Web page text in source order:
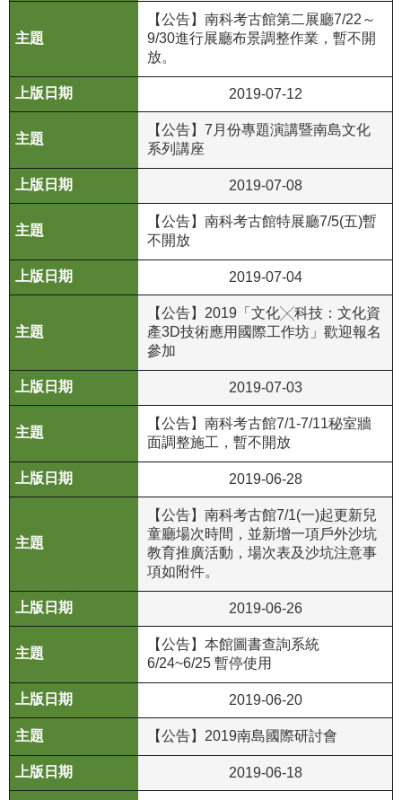
覽
R
S
S
站
資
料
放
私
權
護
策
訊
宣
為
民
服
務
白
皮
書
【公告】南科考古館第二展廳7/22～
9/30進行展廳布景調整作業，暫不開
放。
2019-07-12
【公告】7月份專題演講暨南島文化
系列講座
2019-07-08
【公告】南科考古館特展廳7/5(五)暫
不開放
2019-07-04
【公告】2019「文化╳科技：文化資
產3D技術應用國際工作坊」歡迎報名
參加
2019-07-03
【公告】南科考古館7/1-7/11秘室牆
面調整施工，暫不開放
2019-06-28
【公告】南科考古館7/1(一)起更新兒
童廳場次時間，並新增一項戶外沙坑
教育推廣活動，場次表及沙坑注意事
項如附件。
2019-06-26
【公告】本館圖書查詢系統
6/24~6/25 暫停使用
2019-06-20
【公告】2019南島國際研討會
2019-06-18